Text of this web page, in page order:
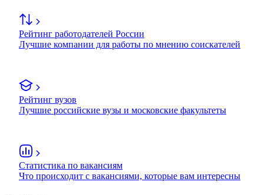
Рейтинг работодателей России
Лучшие компании для работы по мнению соискателей
Рейтинг вузов
Лучшие российские вузы и московские факультеты
Статистика по вакансиям
Что происходит с вакансиями, которые вам интересны